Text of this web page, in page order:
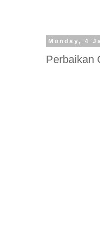
Monday, 4
Perbaikan